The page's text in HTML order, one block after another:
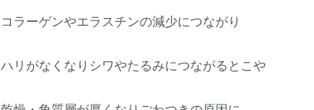
コラーゲンやエラスチンの減少につながり
ハリがなくなりシワやたるみにつながるとこや